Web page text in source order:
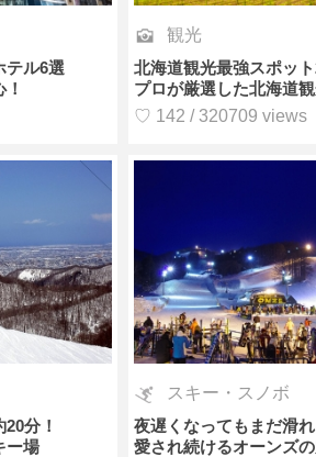
テル6選
観光
北海道観光最強スポッ
プロが厳選した北海道
♡ 142 / 320709 views
分！
ー場
スキー・スノボ
夜遅くなってもまだ滑れ
愛され続けるオーンズ